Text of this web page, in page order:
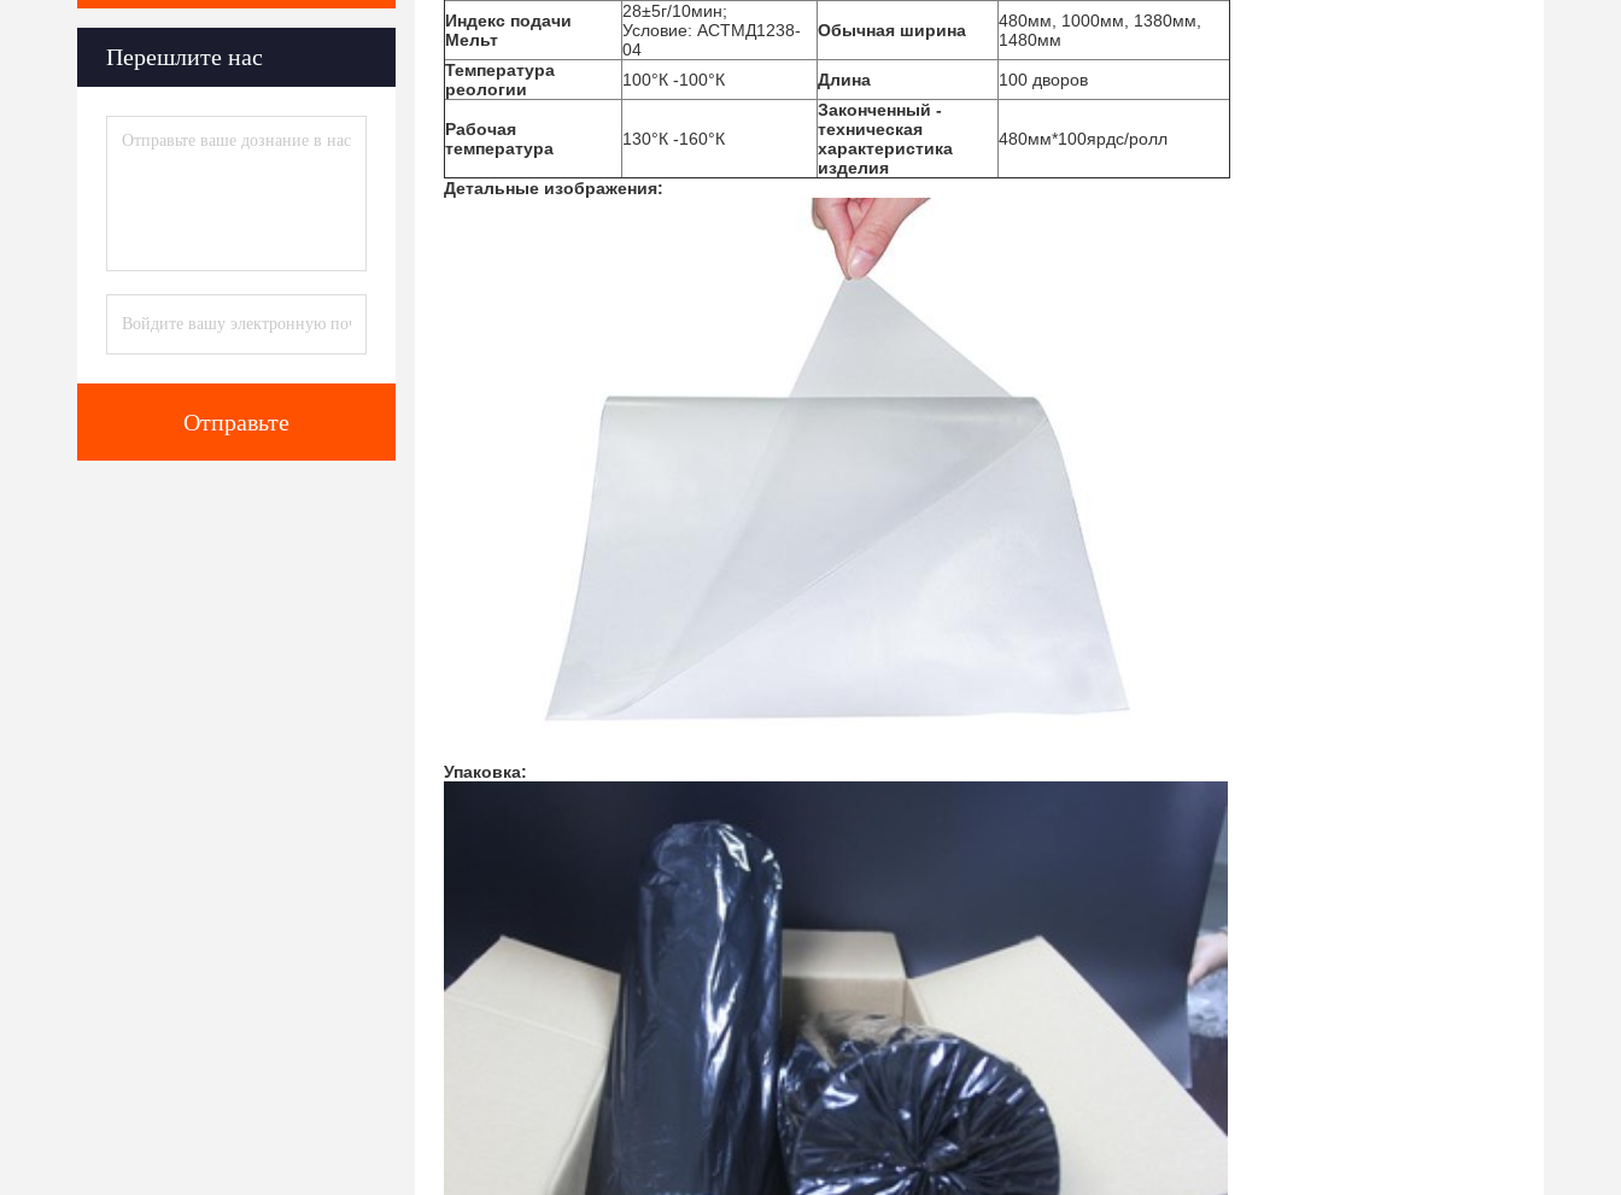
Перешлите нас
Отправьте
Индекс подачи
Мельт
28±5г/10мин;
Условие: АСТМД1238-
04
Обычная ширина
480мм, 1000мм, 1380мм,
1480мм
Температура
реологии
100°К -100°К Длина 100 дворов
Рабочая
температура
130°К -160°К
Законченный -
техническая
характеристика
изделия
480мм*100ярдс/ролл
Детальные изображения:
Упаковка: